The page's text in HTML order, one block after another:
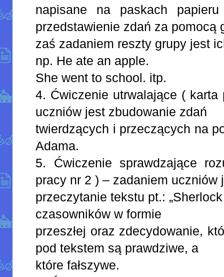
napisane na paskach
przedstawienie zdań za pomocą
zaś zadaniem reszty grupy jest
np. He ate an apple.
She went to school. itp.
4. Ćwiczenie utrwalające (
uczniów jest zbudowanie zdań
twierdzących i przeczących na
Adama.
5. Ćwiczenie sprawdzające
pracy nr 2 ) – zadaniem uczniów
przeczytanie tekstu pt.:
czasowników w formie
przeszłej oraz zdecydowanie,
pod tekstem są prawdziwe, a
które fałszywe.